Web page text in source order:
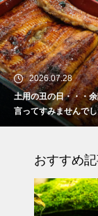
なことを
。大人気
半年ぶ
癖がつ
しぃ
おすすめ